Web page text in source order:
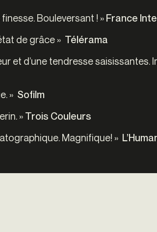
finesse. Bouleversant ! » France
de grâce » Télérama
et d’une tendresse saisissantes.
» Sofilm
» Trois Couleurs
Magnifique! »